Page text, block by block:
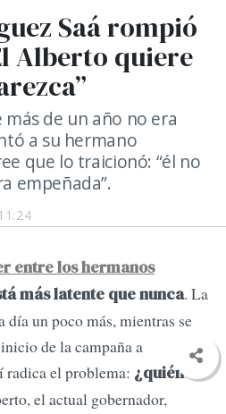
Saá rompió
Alberto quiere
más de un año no era
a su hermano
que lo traicionó: “él no
empeñada”.
entre los hermanos
más latente que nunca. La
día un poco más, mientras se
de la campaña a
el problema: ¿quién
el actual gobernador,